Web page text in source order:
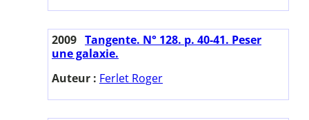
2009 Tangente. N° 128. p. 40-41. Peser
une galaxie.
Auteur : Ferlet Roger